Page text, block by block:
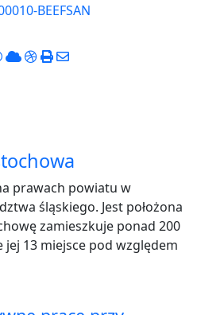
BEEFSAN
Whatsapp
CloudStumbleUpon
PrintShare
prawach powiatu w
śląskiego. Jest położona
zamieszkuje ponad 200
jej 13 miejsce pod względem